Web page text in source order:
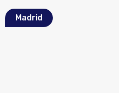
Madrid